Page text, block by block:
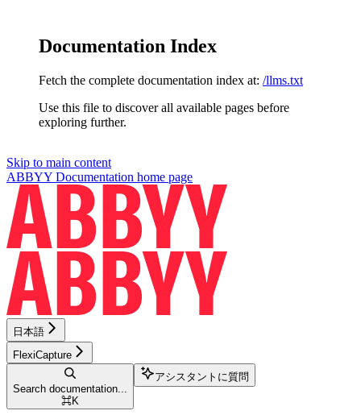
Documentation Index
Fetch the complete documentation index at: /llms.txt
Use this file to discover all available pages before
exploring further.
Skip to main content
ABBYY Documentation home page
日本語
FlexiCapture
Search documentation...
⌘K
アシスタントに質問